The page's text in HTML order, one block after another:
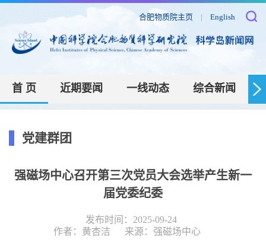
合肥物质院主页 | English
首 页 近期要闻 一线动态 综合新闻
党建群团
强磁场中心召开第三次党员大会选举产生新一
届党委纪委
发布时间：2025-09-24
作者： 黄杏洁 来源： 强磁场中心